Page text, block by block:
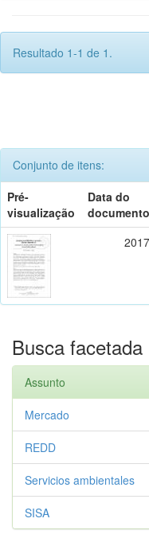
Resultado 1-1 de 1.
Conjunto de itens:
Pré-
visualização
Data do
documento
2017
Busca facetada
Assunto
Mercado
REDD
Servicios ambientales
SISA